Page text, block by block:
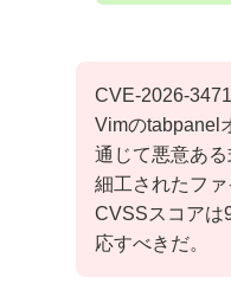
CVE-2026-
Vimのtabpanel
通じて悪意ある
細工されたフ
CVSSスコアは
応すべきだ。